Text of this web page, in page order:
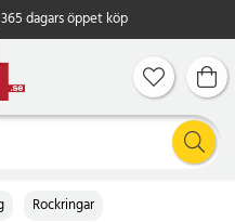
365 dagars öppet köp
Rockringar